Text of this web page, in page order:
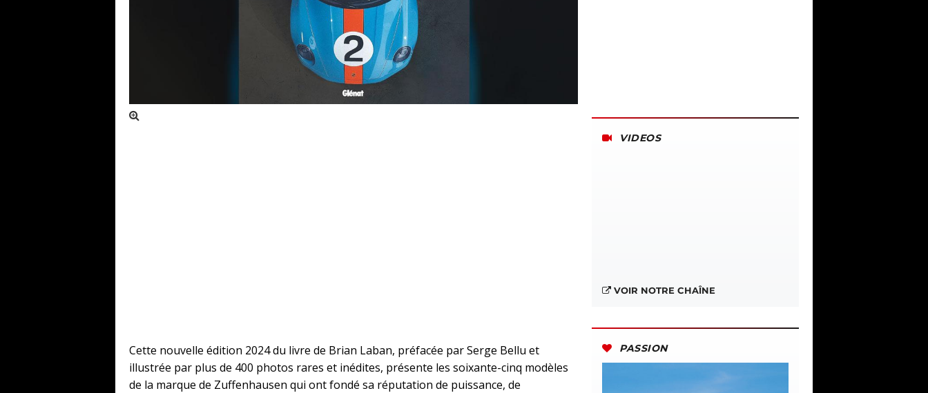
Cette nouvelle édition 2024 du livre de Brian Laban, préfacée par Serge Bellu et
illustrée par plus de 400 photos rares et inédites, présente les soixante-cinq modèles
de la marque de Zuffenhausen qui ont fondé sa réputation de puissance, de
VIDEOS
VOIR NOTRE CHAÎNE
PASSION